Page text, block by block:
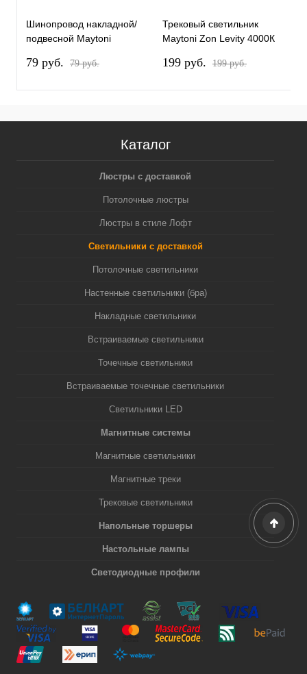
Шинопровод накладной/
подвесной Maytoni
79 pуб. 79 pуб.
Трековый светильник
Maytoni Zon Levity 4000К
12W4K-B
199 pуб. 199 pуб.
Каталог
Люстры с доставкой
Потолочные люстры
Люстры в стиле Лофт
Светильники с доставкой
Потолочные светильники
Настенные светильники (бра)
Накладные светильники
Встраиваемые светильники
Точечные светильники
Встраиваемые точечные светильники
Светильники LED
Магнитные системы
Магнитные светильники
Магнитные треки
Трековые светильники
Напольные торшеры
Настольные лампы
Светодиодные профили